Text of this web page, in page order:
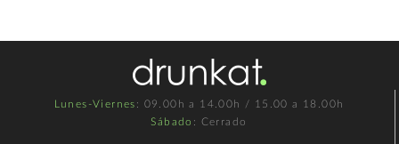
Lunes-Viernes : 09.00h a 14.00h / 15.00 a 18.00h
Sábado : Cerrado